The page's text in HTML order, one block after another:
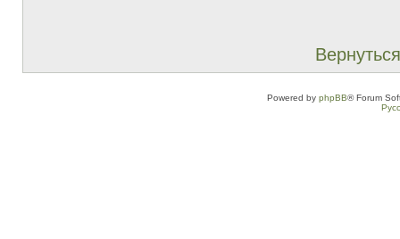
Powered by phpBB® Forum